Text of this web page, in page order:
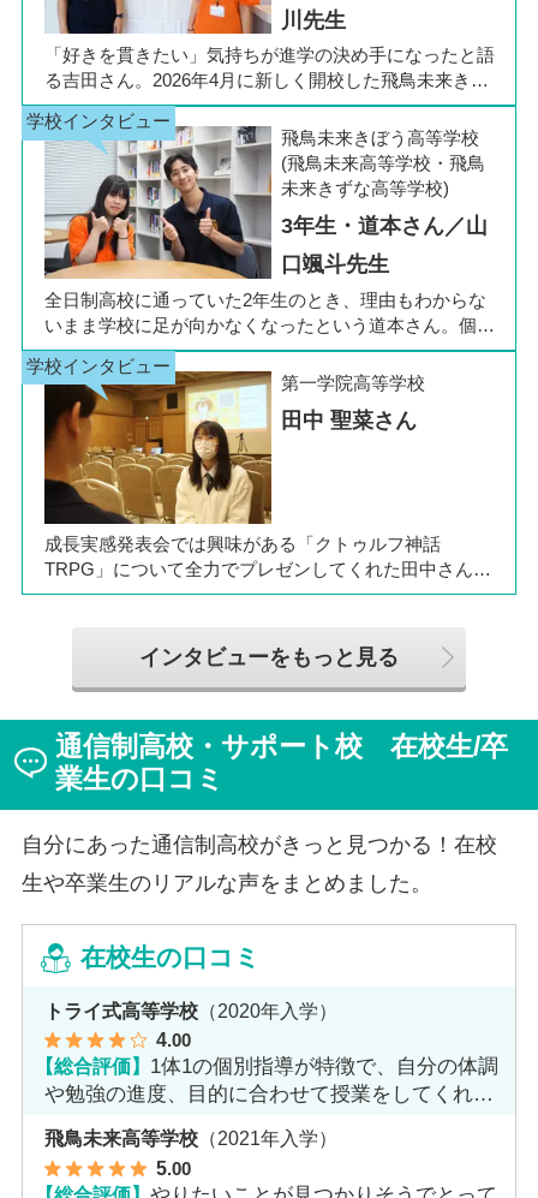
川先生
「好きを貫きたい」気持ちが進学の決め手になったと語
る吉田さん。2026年4月に新しく開校した飛鳥未来きぼ
う高等学校 柏キャンパスの1年生です。彼女は中学3年
生の公立入試直前に「自分らしく過ごしながら夢に近づ
ける環境を選びたい」と思い、進路変更を決意しまし
た。今回は吉田さん、同キャンパスの冨川先生に、通信
制高校の学校生活の様子や雰囲気、行事について語って
いただきました。お互いの話からは、日々の何気ない会
話や行事を通じて育まれた、先生と生徒の温かな信頼関
係もうかがえました。
飛鳥未来きぼう高等学校
(飛鳥未来高等学校・飛鳥
未来きずな高等学校)
3年生・道本さん／山
口颯斗先生
全日制高校に通っていた2年生のとき、理由もわからな
いまま学校に足が向かなくなったという道本さん。個別
相談会で感じた先生の「温かさ」を決め手に、飛鳥未来
きぼう高等学校の町田キャンパスへの転入を選びまし
た。現在は同校に3年生として在籍しながら、オープン
キャンパスでは未来の後輩たちのサポート役「キャス
ト」として活躍しています。同校の山口颯斗先生ととも
に、通信制ならではの人との関わりや、自分らしく過ご
せる学校生活について語ってくれました。
第一学院高等学校
田中 聖菜さん
成長実感発表会では興味がある「クトゥルフ神話
TRPG」について全力でプレゼンしてくれた田中さん
は、全日制高校での生活の中で体調を崩し、12月に第一
トやスクーリングをこなしながら、自分らしく過ごせる
ようになった2か月を振り返ってお話いただきました。
「通信制高校は家で一人で勉強するもの」というイメー
ジを持っていた田中さんですが、キャンパスでフェロー
（先生）や仲間に囲まれる中で、その不安は希望へと変
わったと言います。
インタビューをもっと見る
通信制高校・サポート校 在校生/卒
業生の口コミ
自分にあった通信制高校がきっと見つかる！在校
生や卒業生のリアルな声をまとめました。
在校生の口コミ
トライ式高等学校 （2020年入学）
4.00
【総合評価】 1体1の個別指導が特徴で、自分の体調
や勉強の進度、目的に合わせて授業をしてくれま
飛鳥未来高等学校 （2021年入学）
5.00